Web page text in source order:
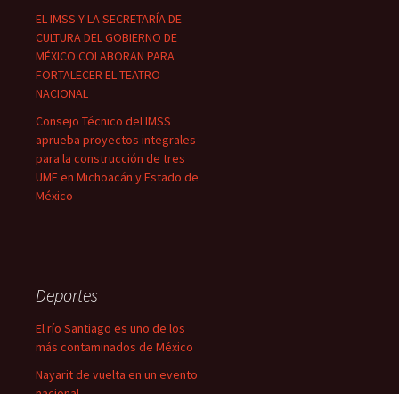
EL IMSS Y LA SECRETARÍA DE
CULTURA DEL GOBIERNO DE
MÉXICO COLABORAN PARA
FORTALECER EL TEATRO
NACIONAL
Consejo Técnico del IMSS
aprueba proyectos integrales
para la construcción de tres
UMF en Michoacán y Estado de
México
Deportes
El río Santiago es uno de los
más contaminados de México
Nayarit de vuelta en un evento